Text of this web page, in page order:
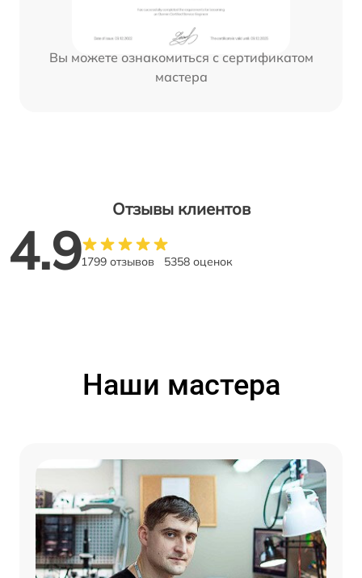
Вы можете ознакомиться с сертификатом
мастера
Отзывы клиентов
4.91799 отзывов 5358 оценок
Наши мастера